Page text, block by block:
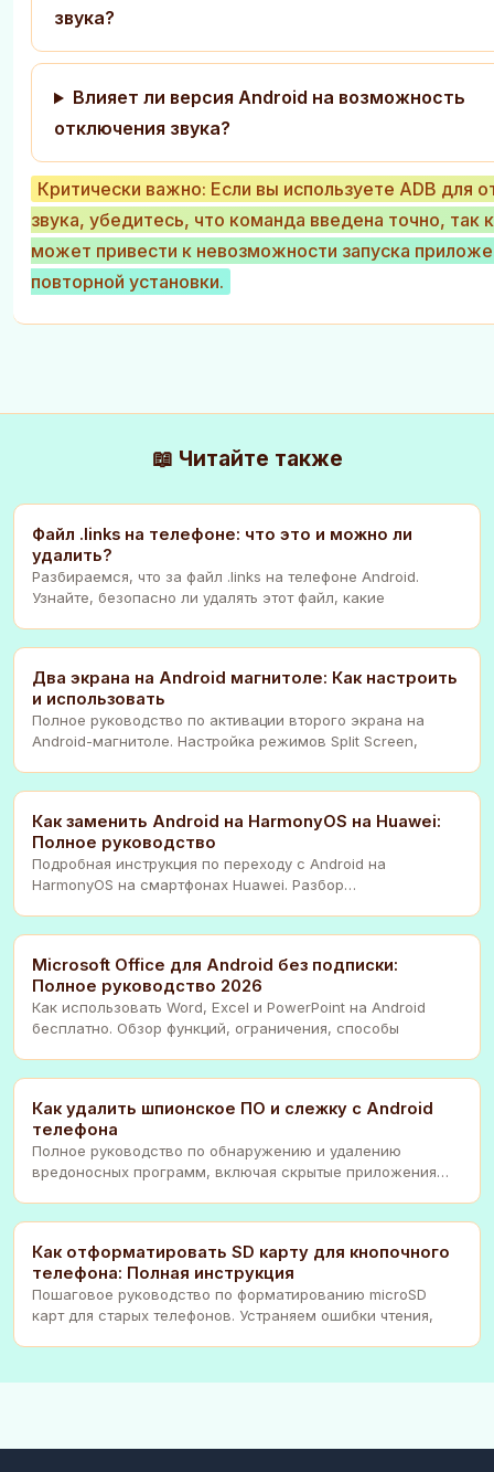
звука?
Влияет ли версия Android на возможность
отключения звука?
Критически важно: Если вы используете ADB для
звука, убедитесь, что команда введена точно, так
может привести к невозможности запуска
повторной установки.
📖 Читайте также
Файл .links на телефоне: что это и можно ли
удалить?
Разбираемся, что за файл .links на телефоне Android.
Узнайте, безопасно ли удалять этот файл, какие
Два экрана на Android магнитоле: Как настроить
и использовать
Полное руководство по активации второго экрана на
Android-магнитоле. Настройка режимов Split Screen,
Как заменить Android на HarmonyOS на Huawei:
Полное руководство
Подробная инструкция по переходу с Android на
HarmonyOS на смартфонах Huawei. Разбор
Microsoft Office для Android без подписки:
Полное руководство 2026
Как использовать Word, Excel и PowerPoint на Android
бесплатно. Обзор функций, ограничения, способы
Как удалить шпионское ПО и слежку с Android
телефона
Полное руководство по обнаружению и удалению
вредоносных программ, включая скрытые приложения
Как отформатировать SD карту для кнопочного
телефона: Полная инструкция
Пошаговое руководство по форматированию microSD
карт для старых телефонов. Устраняем ошибки чтения,